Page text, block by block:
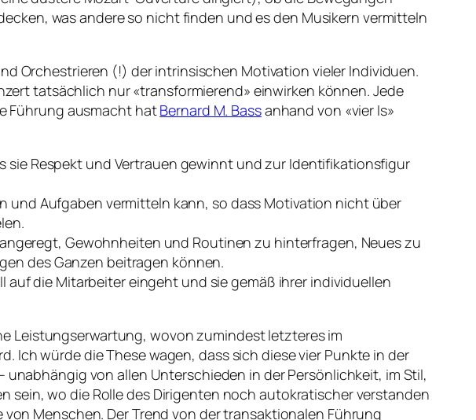
was andere so nicht finden und es den Musikern vermitteln
Orchestrieren (!) der intrinsischen Motivation vieler Individuen.
tatsächlich nur «transformierend» einwirken können. Jede
Führung ausmacht hatBernard M. Bassanhand von «vier Is»
Respekt und Vertrauen gewinnt und zur Identifikationsfigur
und Aufgaben vermitteln kann, so dass Motivation nicht über
Gewohnheiten und Routinen zu hinterfragen, Neues zu
des Ganzen beitragen können.
die Mitarbeiter eingeht und sie gemäß ihrer individuellen
Leistungserwartung, wovon zumindest letzteres im
Ich würde die These wagen, dass sich diese vier Punkte in der
von allen Unterschieden in der Persönlichkeit, im Stil,
sein, wo die Rolle des Dirigenten noch autokratischer verstanden
Menschen. Der Trend von der transaktionalen Führung